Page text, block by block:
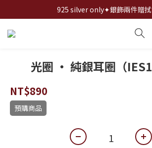
全館✦滿1200折100,滿2000折200,滿
925 silver only✦銀飾兩件贈
全館✦滿1200折100,滿2000折200,滿
光圈 · 純銀耳圈（
NT$890
預購商品